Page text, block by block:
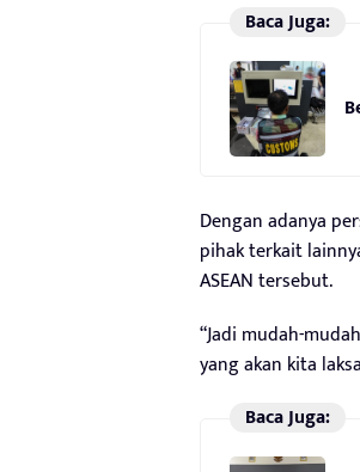
Baca Juga:
Dengan adanya
pihak terkait
ASEAN tersebut.
“Jadi mudah-
yang akan kita
Baca Juga: